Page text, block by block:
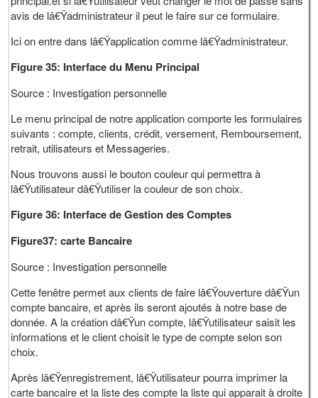
avis de lâ€Ÿadministrateur il peut le faire sur ce formulaire.
Ici on entre dans lâ€Ÿapplication comme lâ€Ÿadministrateur.
Figure 35: Interface du Menu Principal
Source : Investigation personnelle
Le menu principal de notre application comporte les formulaires
suivants : compte, clients, crédit, versement, Remboursement,
retrait, utilisateurs et Messageries.
Nous trouvons aussi le bouton couleur qui permettra à
lâ€Ÿutilisateur dâ€Ÿutiliser la couleur de son choix.
Figure 36: Interface de Gestion des Comptes
Figure37: carte Bancaire
Source : Investigation personnelle
Cette fenêtre permet aux clients de faire lâ€Ÿouverture dâ€Ÿun
compte bancaire, et après ils seront ajoutés à notre base de
donnée. A la création dâ€Ÿun compte, lâ€Ÿutilisateur saisit les
informations et le client choisit le type de compte selon son
choix.
Après lâ€Ÿenregistrement, lâ€Ÿutilisateur pourra imprimer la
carte bancaire et la liste des compte la liste qui apparait à droite